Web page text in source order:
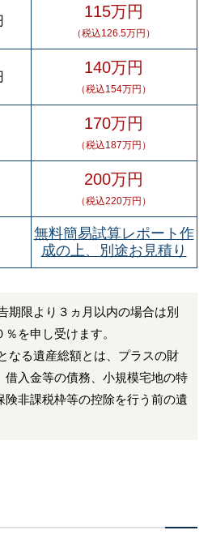
115万円
（税込126.5万円）
140万円
（税込154万円）
170万円
（税込187万円）
200万円
（税込220万円）
無料簡易試算レポート作
成の上、別途お見積り
期限より３ヵ月以内の場合は別
を申し受けます。
なる遺産総額とは、プラスの財
借入金等の債務、小規模宅地の特
険非課税枠等の控除を行う前の遺